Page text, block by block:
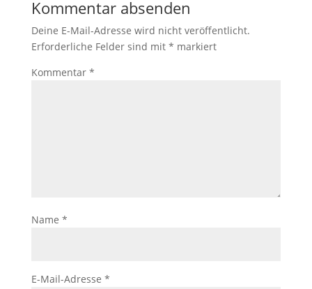
Kommentar absenden
Deine E-Mail-Adresse wird nicht veröffentlicht.
Erforderliche Felder sind mit * markiert
Kommentar *
Name *
E-Mail-Adresse *